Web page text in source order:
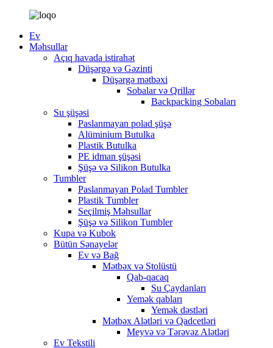
Ev
Məhsullar
Açıq havada istirahət
Düşərgə və Gəzinti
Düşərgə mətbəxi
Sobalar və Qrillər
Backpacking Sobaları
Su şüşəsi
Paslanmayan polad şüşə
Alüminium Butulka
Plastik Butulka
PE idman şüşəsi
Şüşə və Silikon Butulka
Tumbler
Paslanmayan Polad Tumbler
Plastik Tumbler
Seçilmiş Məhsullar
Şüşə və Silikon Tumbler
Kupa və Kubok
Bütün Sənayelər
Ev və Bağ
Mətbəx və Stolüstü
Qab-qacaq
Su Çaydanları
Yemək qabları
Yemək dəstləri
Mətbəx Alətləri və Qadcetləri
Meyvə və Tərəvəz Alətləri
Ev Tekstili